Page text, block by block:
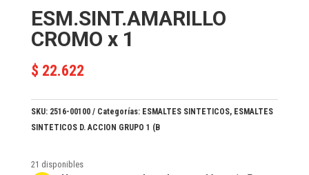
ESM.SINT.AMARILLO
CROMO x 1
$ 22.622
SKU: 2516-00100 Categorías: ESMALTES SINTETICOS, ESMALTES
SINTETICOS D. ACCION GRUPO 1 (B
21 disponibles